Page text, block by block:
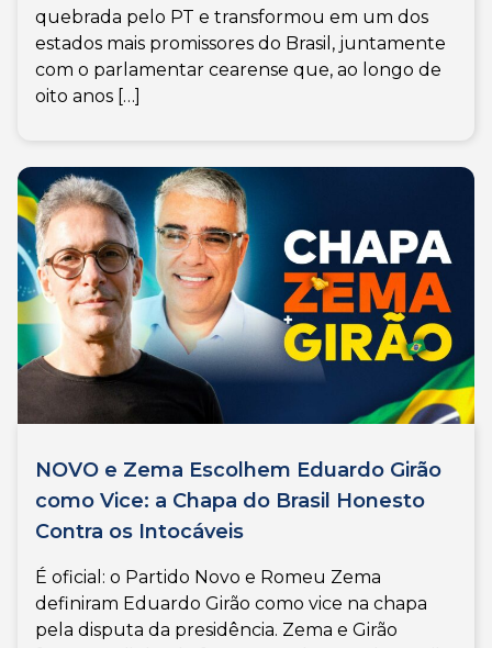
quebrada pelo PT e transformou em um dos
estados mais promissores do Brasil, juntamente
com o parlamentar cearense que, ao longo de
oito anos […]
NOVO e Zema Escolhem Eduardo Girão
como Vice: a Chapa do Brasil Honesto
Contra os Intocáveis
É oficial: o Partido Novo e Romeu Zema
definiram Eduardo Girão como vice na chapa
pela disputa da presidência. Zema e Girão